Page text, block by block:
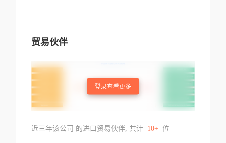
贸易伙伴
登录查看更多
近三年该公司 的进口贸易伙伴, 共计 10+ 位